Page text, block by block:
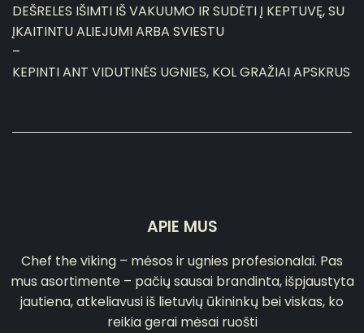
DEŠRELES IŠIMTI IŠ VAKUUMO IR SUDĖTI Į KEPTUVĘ, SU
ĮKAITINTU ALIEJUMI ARBA SVIESTU
–
KEPINTI ANT VIDUTINĖS UGNIES, KOL GRAŽIAI APSKRUS
APIE MUS
Chef the viking – mėsos ir ugnies profesionalai. Pas
mus asortimente – pačių sausai brandinta, išpjaustyta
jautiena, atkeliavusi iš lietuvių ūkininkų bei viskas, ko
reikia gerai mėsai ruošti